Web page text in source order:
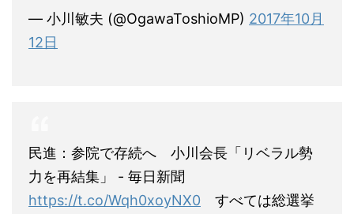
— 小川敏夫 (@OgawaToshioMP) 2017年10月
12日
民進：参院で存続へ 小川会長「リベラル勢
力を再結集」 - 毎日新聞
https://t.co/Wqh0xoyNX0 すべては総選挙